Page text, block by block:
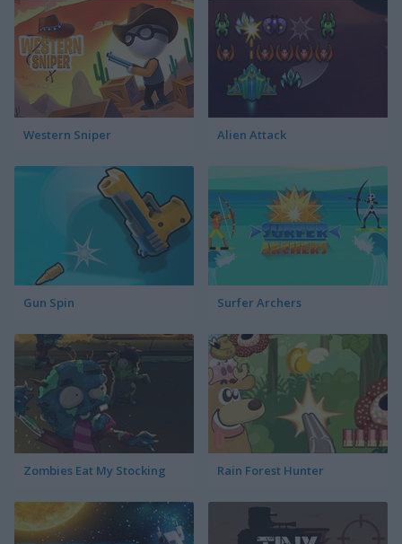
Western Sniper Alien Attack
Gun Spin Surfer Archers
Zombies Eat My Stocking Rain Forest Hunter